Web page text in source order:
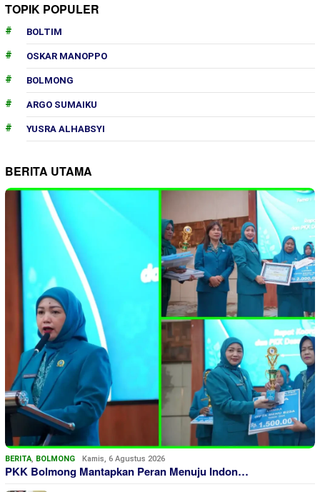
TOPIK POPULER
BOLTIM
OSKAR MANOPPO
BOLMONG
ARGO SUMAIKU
YUSRA ALHABSYI
BERITA UTAMA
BERITA, BOLMONG Kamis, 6 Agustus 2026
PKK Bolmong Mantapkan Peran Menuju Indon…